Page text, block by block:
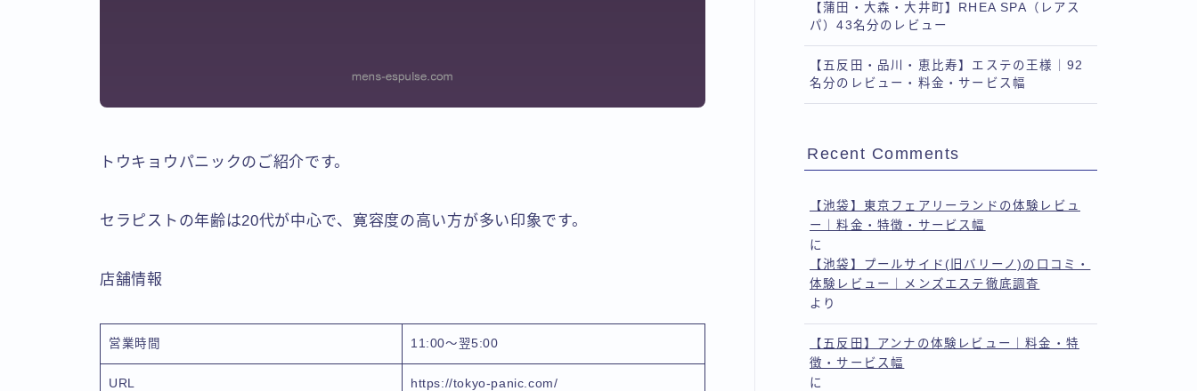
トウキョウパニックのご紹介です。
セラピストの年齢は20代が中心で、寛容度の高い方が多い印象です。
店舗情報
営業時間 11:00〜翌5:00
URL https://tokyo-panic.com/
【蒲田・大森・大井町】RHEA SPA（レアス
パ）43名分のレビュー
【五反田・品川・恵比寿】エステの王様｜92
名分のレビュー・料金・サービス幅
Recent Comments
【池袋】東京フェアリーランドの体験レビュ
ー｜料金・特徴・サービス幅
に
【池袋】プールサイド(旧バリーノ)の口コミ・
体験レビュー｜メンズエステ徹底調査
より
【五反田】アンナの体験レビュー｜料金・特
徴・サービス幅
に